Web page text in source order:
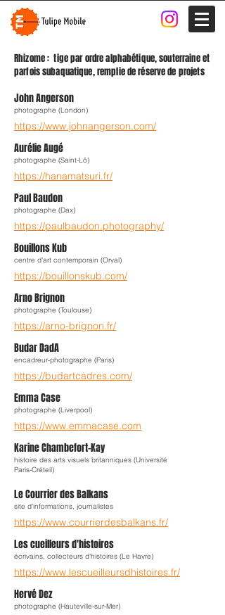
Rhizome : tige par ordre alphabétique, souterraine et
parfois subaquatique, remplie de réserve de projets
John Angerson
photographe (London)
https://www.johnangerson.com/
Aurélie Augé
photographe (Saint-Lô)
https://hanamatsuri.fr/
Paul Baudon
photographe (Dax)
https://paulbaudon.photography/
Bouillons Kub
centre d'art contemporain (Orval)
https://bouillonskub.com/
Arno Brignon
photographe (Toulouse)
https://arno-brignon.fr/
Budar DadA
encadreur-photographe (Paris)
https://budartcadres.com/
Emma Case
photographe (Liverpool)
https://www.emmacase.com
Karine Chambefort-Kay
histoire des arts visuels britanniques (Université
Paris-Créteil)
Le Courrier des Balkans
site d'informations, journalistes
https://www.courrierdesbalkans.fr/
Les cueilleurs d'histoires
écrivains, collecteurs d'histoires (Le Havre)
https://www.lescueilleursdhistoires.fr/
Hervé Dez
photographe (Hauteville-sur-Mer)